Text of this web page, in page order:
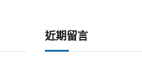
近期留言